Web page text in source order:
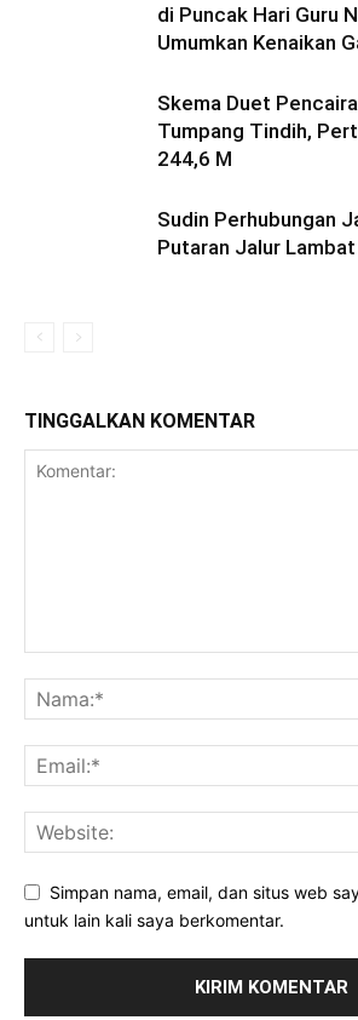
di Puncak Hari Guru
Umumkan Kenaikan
Skema Duet
Tumpang Tindih,
244,6 M
Sudin Perhubungan
Putaran Jalur
TINGGALKAN KOMENTAR
Simpan nama, email, dan situs web
untuk lain kali saya berkomentar.